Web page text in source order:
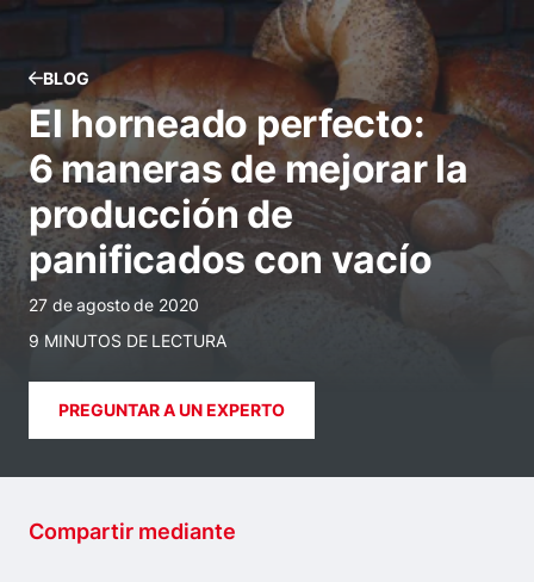
BLOG
El horneado perfecto:
6 maneras de mejorar la
producción de
panificados con vacío
27 de agosto de 2020
9 MINUTOS DE LECTURA
PREGUNTAR A UN EXPERTO
Compartir mediante